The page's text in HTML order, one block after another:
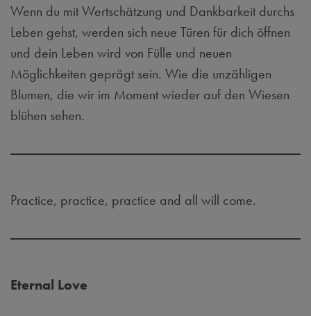
Wenn du mit Wertschätzung und Dankbarkeit durchs
Leben gehst, werden sich neue Türen für dich öffnen
und dein Leben wird von Fülle und neuen
Möglichkeiten geprägt sein. Wie die unzähligen
Blumen, die wir im Moment wieder auf den Wiesen
blühen sehen.
Practice, practice, practice and all will come.
Eternal Love